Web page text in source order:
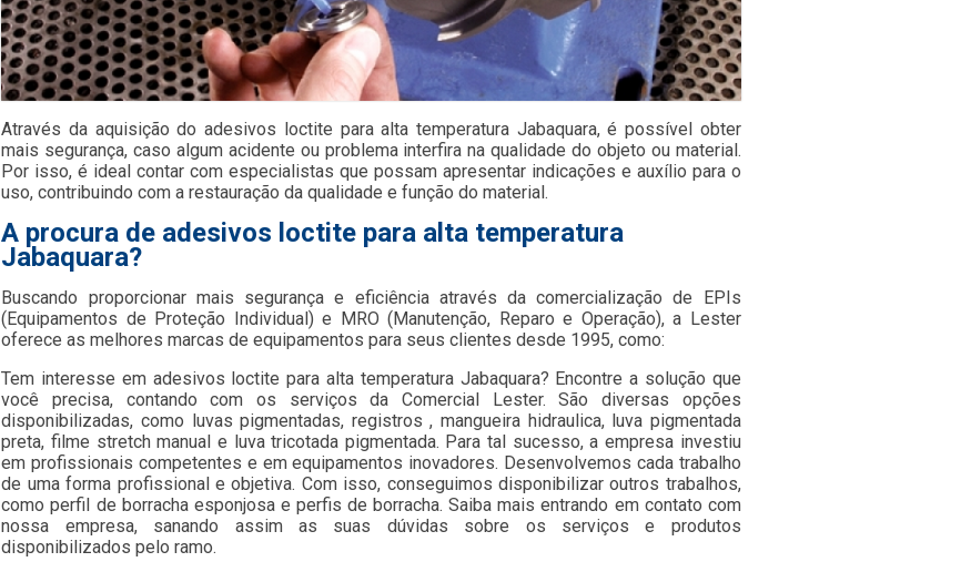
Através da aquisição do adesivos loctite para alta temperatura Jabaquara, é possível obter
mais segurança, caso algum acidente ou problema interfira na qualidade do objeto ou material.
Por isso, é ideal contar com especialistas que possam apresentar indicações e auxílio para o
uso, contribuindo com a restauração da qualidade e função do material.
A procura de adesivos loctite para alta temperatura
Jabaquara?
Buscando proporcionar mais segurança e eficiência através da comercialização de EPIs
(Equipamentos de Proteção Individual) e MRO (Manutenção, Reparo e Operação), a Lester
oferece as melhores marcas de equipamentos para seus clientes desde 1995, como:
Tem interesse em adesivos loctite para alta temperatura Jabaquara? Encontre a solução que
você precisa, contando com os serviços da Comercial Lester. São diversas opções
disponibilizadas, como luvas pigmentadas, registros , mangueira hidraulica, luva pigmentada
preta, filme stretch manual e luva tricotada pigmentada. Para tal sucesso, a empresa investiu
em profissionais competentes e em equipamentos inovadores. Desenvolvemos cada trabalho
de uma forma profissional e objetiva. Com isso, conseguimos disponibilizar outros trabalhos,
como perfil de borracha esponjosa e perfis de borracha. Saiba mais entrando em contato com
nossa empresa, sanando assim as suas dúvidas sobre os serviços e produtos
disponibilizados pelo ramo.